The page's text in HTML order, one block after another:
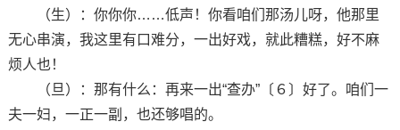
（生）：你你你……低声！你看咱们那汤儿呀，他那里
无心串演，我这里有口难分，一出好戏，就此糟糕，好不麻
烦人也！
（旦）：那有什么：再来一出“查办”〔６〕好了。咱们一
夫一妇，一正一副，也还够唱的。